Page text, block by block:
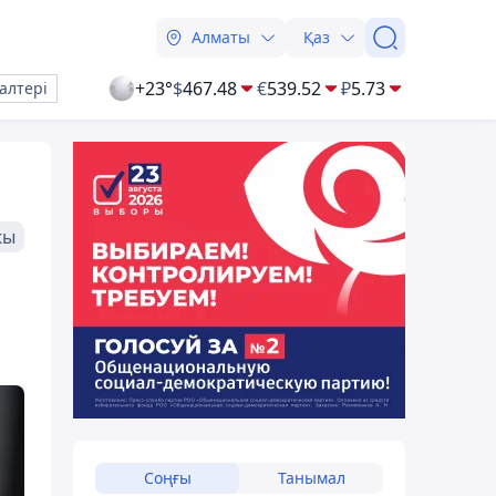
Алматы Қаз
+23°$467.48 €539.52 ₽5.73
Соңғы Танымал